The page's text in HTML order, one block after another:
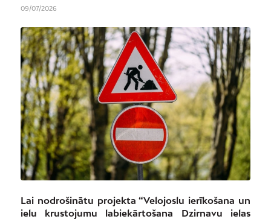
09/07/2026
Lai nodrošinātu projekta “Velojoslu ierīkošana un
ielu krustojumu labiekārtošana Dzirnavu ielas